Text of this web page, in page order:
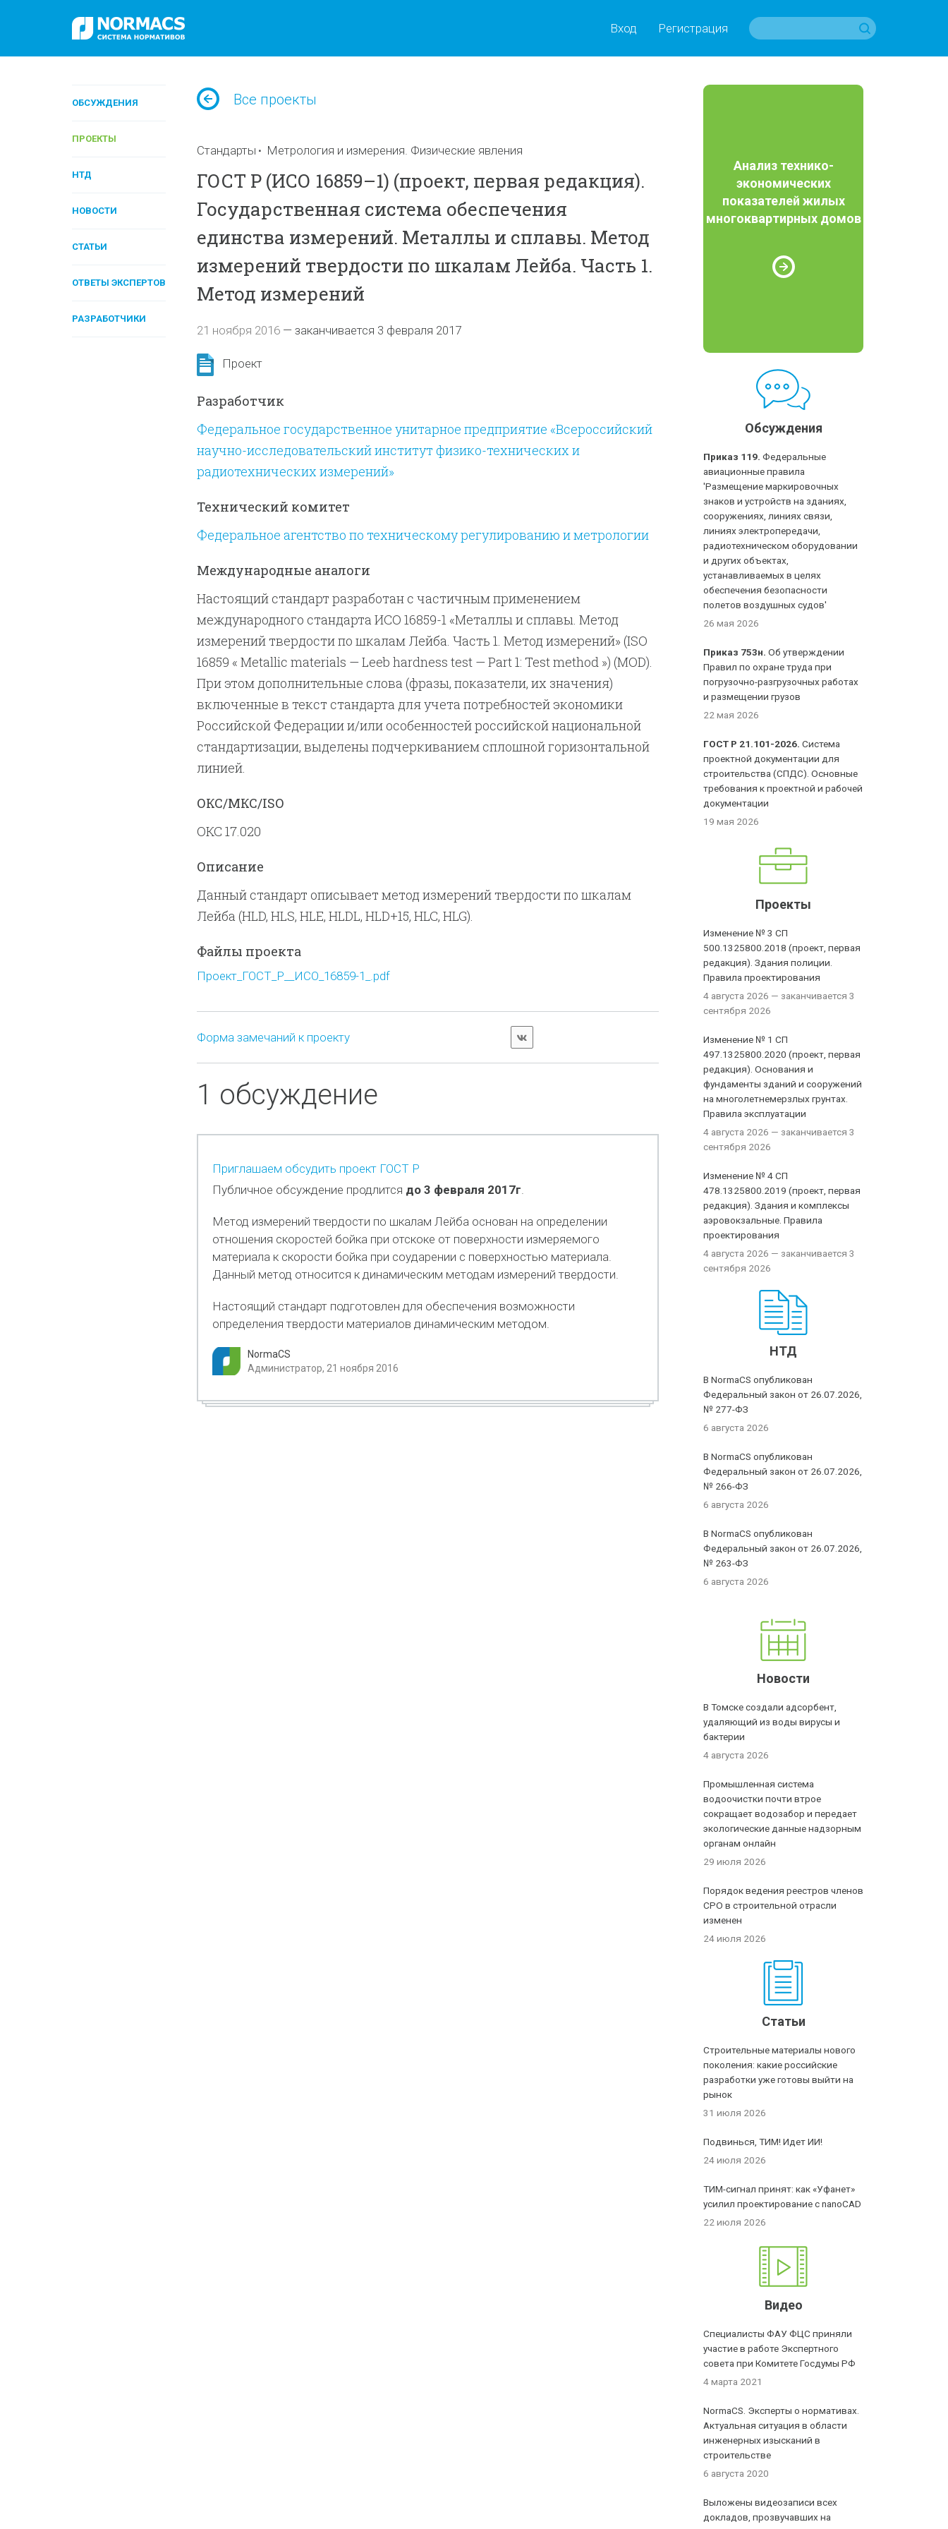
Вход Регистрация
ОБСУЖДЕНИЯ
ПРОЕКТЫ
НТД
НОВОСТИ
СТАТЬИ
ОТВЕТЫ ЭКСПЕРТОВ
РАЗРАБОТЧИКИ
Все проекты
Стандарты Метрология и измерения. Физические явления
ГОСТ Р (ИСО 16859–1) (проект, первая редакция).
Государственная система обеспечения
единства измерений. Металлы и сплавы. Метод
измерений твердости по шкалам Лейба. Часть 1.
Метод измерений
21 ноября 2016— заканчивается 3 февраля 2017
Проект
Разработчик
Федеральное государственное унитарное предприятие «Всероссийский
научно-исследовательский институт физико-технических и
радиотехнических измерений»
Технический комитет
Федеральное агентство по техническому регулированию и метрологии
Международные аналоги
Настоящий стандарт разработан с частичным применением
международного стандарта ИСО 16859-1 «Металлы и сплавы. Метод
измерений твердости по шкалам Лейба. Часть 1. Метод измерений» (ISO
16859 « Metallic materials — Leeb hardness test — Part 1: Test method ») (MOD).
При этом дополнительные слова (фразы, показатели, их значения)
включенные в текст стандарта для учета потребностей экономики
Российской Федерации и/или особенностей российской национальной
стандартизации, выделены подчеркиванием сплошной горизонтальной
линией.
ОКС/МКС/ISO
ОКС 17.020
Описание
Данный стандарт описывает метод измерений твердости по шкалам
Лейба (HLD, HLS, HLE, HLDL, HLD+15, HLC, HLG).
Файлы проекта
Проект_ГОСТ_Р__ИСО_16859-1_.pdf
Форма замечаний к проекту
1 обсуждение
Приглашаем обсудить проект ГОСТ Р
Публичное обсуждение продлится до 3 февраля 2017г.
Метод измерений твердости по шкалам Лейба основан на определении
отношения скоростей бойка при отскоке от поверхности измеряемого
материала к скорости бойка при соударении с поверхностью материала.
Данный метод относится к динамическим методам измерений твердости.
Настоящий стандарт подготовлен для обеспечения возможности
определения твердости материалов динамическим методом.
NormaCS
Администратор, 21 ноября 2016
Анализ технико-
экономических
показателей жилых
многоквартирных домов
Обсуждения
Приказ 119. Федеральные
авиационные правила
'Размещение маркировочных
знаков и устройств на зданиях,
сооружениях, линиях связи,
линиях электропередачи,
радиотехническом оборудовании
и других объектах,
устанавливаемых в целях
обеспечения безопасности
полетов воздушных судов'
26 мая 2026
Приказ 753н. Об утверждении
Правил по охране труда при
погрузочно-разгрузочных работах
и размещении грузов
22 мая 2026
ГОСТ Р 21.101-2026. Система
проектной документации для
строительства (СПДС). Основные
требования к проектной и рабочей
документации
19 мая 2026
Проекты
Изменение № 3 СП
500.1325800.2018 (проект, первая
редакция). Здания полиции.
Правила проектирования
4 августа 2026 — заканчивается 3
сентября 2026
Изменение № 1 СП
497.1325800.2020 (проект, первая
редакция). Основания и
фундаменты зданий и сооружений
на многолетнемерзлых грунтах.
Правила эксплуатации
4 августа 2026 — заканчивается 3
сентября 2026
Изменение № 4 СП
478.1325800.2019 (проект, первая
редакция). Здания и комплексы
аэровокзальные. Правила
проектирования
4 августа 2026 — заканчивается 3
сентября 2026
НТД
В NormaCS опубликован
Федеральный закон от 26.07.2026,
№ 277-ФЗ
6 августа 2026
В NormaCS опубликован
Федеральный закон от 26.07.2026,
№ 266-ФЗ
6 августа 2026
В NormaCS опубликован
Федеральный закон от 26.07.2026,
№ 263-ФЗ
6 августа 2026
Новости
В Томске создали адсорбент,
удаляющий из воды вирусы и
бактерии
4 августа 2026
Промышленная система
водоочистки почти втрое
сокращает водозабор и передает
экологические данные надзорным
органам онлайн
29 июля 2026
Порядок ведения реестров членов
СРО в строительной отрасли
изменен
24 июля 2026
Статьи
Строительные материалы нового
поколения: какие российские
разработки уже готовы выйти на
рынок
31 июля 2026
Подвинься, ТИМ! Идет ИИ!
24 июля 2026
ТИМ-сигнал принят: как «Уфанет»
усилил проектирование с nanoCAD
22 июля 2026
Видео
Специалисты ФАУ ФЦС приняли
участие в работе Экспертного
совета при Комитете Госдумы РФ
4 марта 2021
NormaCS. Эксперты о нормативах.
Актуальная ситуация в области
инженерных изысканий в
строительстве
6 августа 2020
Выложены видеозаписи всех
докладов, прозвучавших на